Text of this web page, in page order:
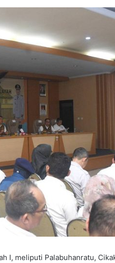
I, meliputi Palabuhanratu,